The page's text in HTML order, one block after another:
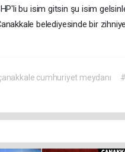
bu isim gitsin şu isim
belediyesinde bir
cumhuriyet meydanı